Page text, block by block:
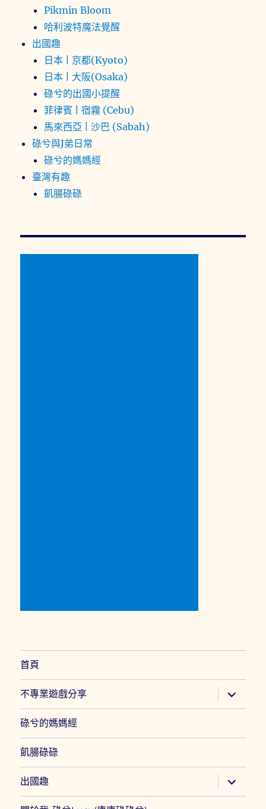
Pikmin Bloom
哈利波特魔法覺醒
出國趣
日本 | 京都(Kyoto)
日本 | 大阪(Osaka)
碌兮的出國小提醒
菲律賓 | 宿霧 (Cebu)
馬來西亞 | 沙巴 (Sabah)
碌兮與J弟日常
碌兮的媽媽經
臺灣有趣
飢腸碌碌
首頁
不專業遊戲分享
展
開
子
碌兮的媽媽經
飢腸碌碌
出國趣
展
開
子